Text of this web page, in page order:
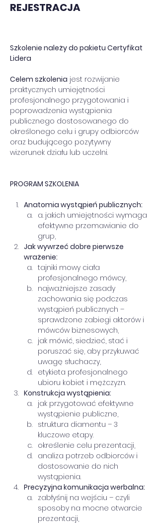
REJESTRACJA
Szkolenie należy do pakietu Certyfikat
Lidera
Celem szkolenia jest rozwijanie
praktycznych umiejętności
profesjonalnego przygotowania i
poprowadzenia wystąpienia
publicznego dostosowanego do
określonego celu i grupy odbiorców
oraz budującego pozytywny
wizerunek działu lub uczelni.
PROGRAM SZKOLENIA
Anatomia wystąpień publicznych:
a. jakich umiejętności wymaga
efektywne przemawianie do
grup,
Jak wywrzeć dobre pierwsze
wrażenie:
tajniki mowy ciała
profesjonalnego mówcy,
najważniejsze zasady
zachowania się podczas
wystąpień publicznych –
sprawdzone zabiegi aktorów i
mówców biznesowych,
jak mówić, siedzieć, stać i
poruszać się, aby przykuwać
uwagę słuchaczy,
etykieta profesjonalnego
ubioru kobiet i mężczyzn.
Konstrukcja wystąpienia:
jak przygotować efektywne
wystąpienie publiczne,
struktura diamentu – 3
kluczowe etapy.
określenie celu prezentacji,
analiza potrzeb odbiorców i
dostosowanie do nich
wystąpienia.
Precyzyjna komunikacja werbalna:
zabłyśnij na wejściu – czyli
sposoby na mocne otwarcie
prezentacji,